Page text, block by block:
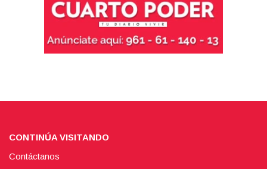
CONTINÚA VISITANDO
Contáctanos